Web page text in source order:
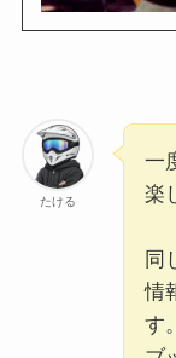
たける
一
楽
同
情
す。